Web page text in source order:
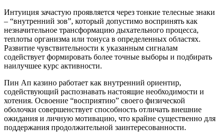
Интуиция зачастую проявляется через тонкие телесные знаки
– “внутренний зов”, который допустимо воспринять как
незначительное трансформацию дыхательного процесса,
теплоты организма или тонуса в определенных областях.
Развитие чувствительности к указанным сигналам
содействует формировать более точные выборы и подбирать
наилучшее курс активности.
Пин Ап казино работает как внутренний ориентир,
содействующий распознавать настоящие необходимости и
хотения. Освоение “восприятию” своего физической
оболочки совершенствует способность отличать внешние
ожидания и личную мотивацию, что крайне существенно для
поддержания продолжительной заинтересованности.